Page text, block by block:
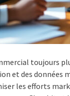
toujours
et des données
les efforts